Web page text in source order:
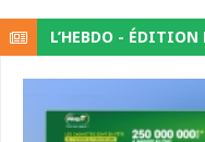
L’HEBDO -